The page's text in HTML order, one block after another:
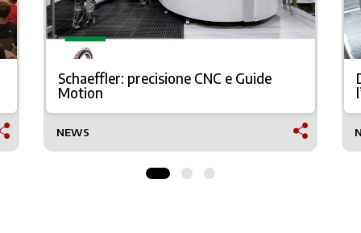
Schaeffler: precisione CNC e Guide
Motion
NEWS